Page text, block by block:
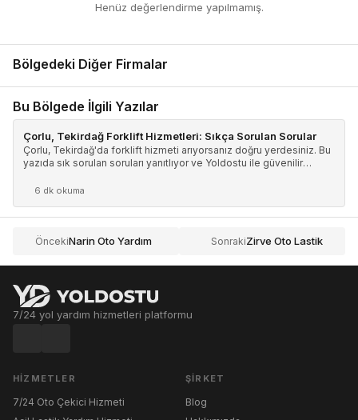
Henüz değerlendirme yapılmamış.
Bölgedeki Diğer Firmalar
Bu Bölgede İlgili Yazılar
Çorlu, Tekirdağ Forklift Hizmetleri: Sıkça Sorulan Sorular
Çorlu, Tekirdağ'da forklift hizmeti arıyorsanız doğru yerdesiniz. Bu
yazıda sık sorulan soruları yanıtlıyor ve Yoldostu ile güvenilir
6 dk okuma
ÖncekiNarin Oto Yardım SonrakiZirve Oto Lastik
7/24 yol yardım hizmetleri platformu
HIZMETLER
7/24 Oto Çekici Hizmeti
ŞIRKET
Blog